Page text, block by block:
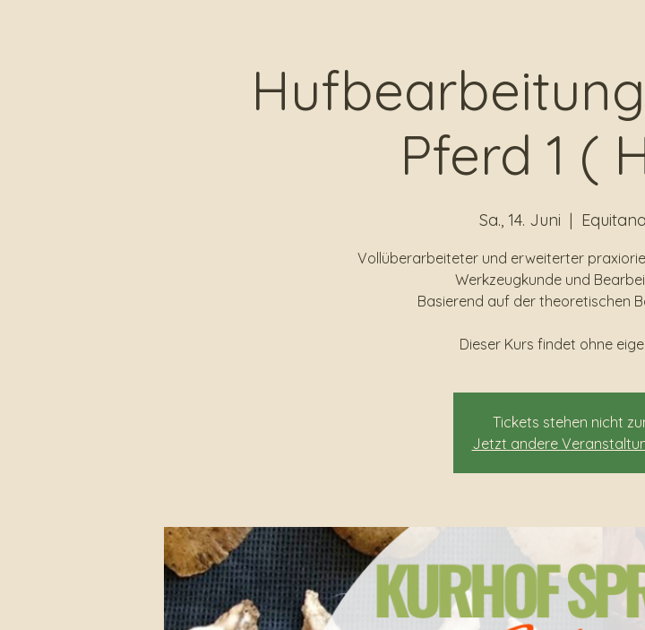
Pferd 1 (
Sa., 14. Juni
  |
Vollüberarbeiteter und erweiterter
Werkzeugkunde und
Basierend auf der theoretischen
Dieser Kurs findet ohne
Tickets stehen nicht
Jetzt andere